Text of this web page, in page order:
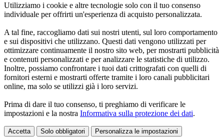
Utilizziamo i cookie e altre tecnologie solo con il tuo consenso
individuale per offrirti un'esperienza di acquisto personalizzata.
A tal fine, raccogliamo dati sui nostri utenti, sul loro comportamento
e sui dispositivi che utilizzano. Questi dati vengono utilizzati per
ottimizzare continuamente il nostro sito web, per mostrarti pubblicità
e contenuti personalizzati e per analizzare le statistiche di utilizzo.
Inoltre, possiamo confrontare i tuoi dati crittografati con quelli di
fornitori esterni e mostrarti offerte tramite i loro canali pubblicitari
online, ma solo se utilizzi già i loro servizi.
Prima di dare il tuo consenso, ti preghiamo di verificare le
impostazioni e la nostra Informativa sulla protezione dei dati.
Accetta Solo obbligatori Personalizza le impostazioni